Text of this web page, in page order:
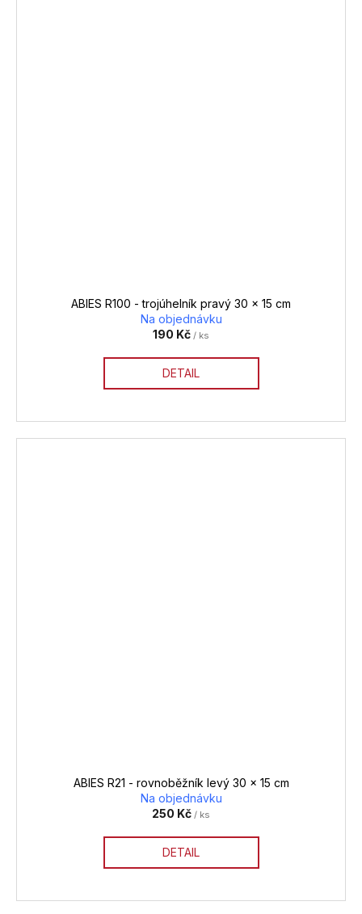
ABIES R100 - trojúhelník pravý 30 x 15 cm
Na objednávku
190 Kč / ks
DETAIL
ABIES R21 - rovnoběžník levý 30 x 15 cm
Na objednávku
250 Kč / ks
DETAIL